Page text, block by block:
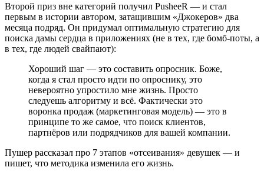
Второй приз вне категорий получил PusheeR — и стал
первым в истории автором, затащившим «Джокеров» два
месяца подряд. Он придумал оптимальную стратегию для
поиска дамы сердца в приложениях (не в тех, где бомб-поты, а
в тех, где людей свайпают):
Хороший шаг — это составить опросник. Боже,
когда я стал просто идти по опроснику, это
невероятно упростило мне жизнь. Просто
следуешь алгоритму и всё. Фактически это
воронка продаж (маркетинговая модель) — это в
принципе то же самое, что поиск клиентов,
партнёров или подрядчиков для вашей компании.
Пушер рассказал про 7 этапов «отсеивания» девушек — и
пишет, что методика изменила его жизнь.